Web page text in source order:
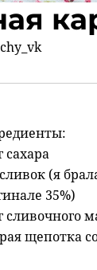
сахара
(я
35%)
сливочного
щепотка